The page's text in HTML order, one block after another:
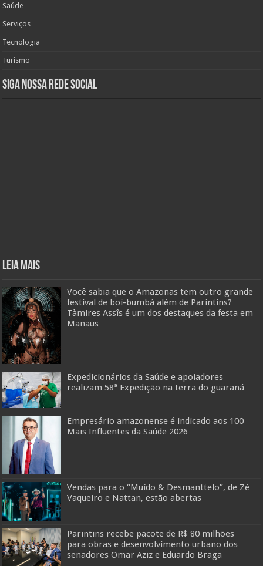
Saúde
Serviços
Tecnologia
Turismo
Siga nossa rede social
Leia mais
Você sabia que o Amazonas tem outro grande
festival de boi-bumbá além de Parintins?
Tàmires Assîs é um dos destaques da festa em
Manaus
Expedicionários da Saúde e apoiadores
realizam 58ª Expedição na terra do guaraná
Empresário amazonense é indicado aos 100
Mais Influentes da Saúde 2026
Vendas para o “Muído & Desmanttelo”, de Zé
Vaqueiro e Nattan, estão abertas
Parintins recebe pacote de R$ 80 milhões
para obras e desenvolvimento urbano dos
senadores Omar Aziz e Eduardo Braga